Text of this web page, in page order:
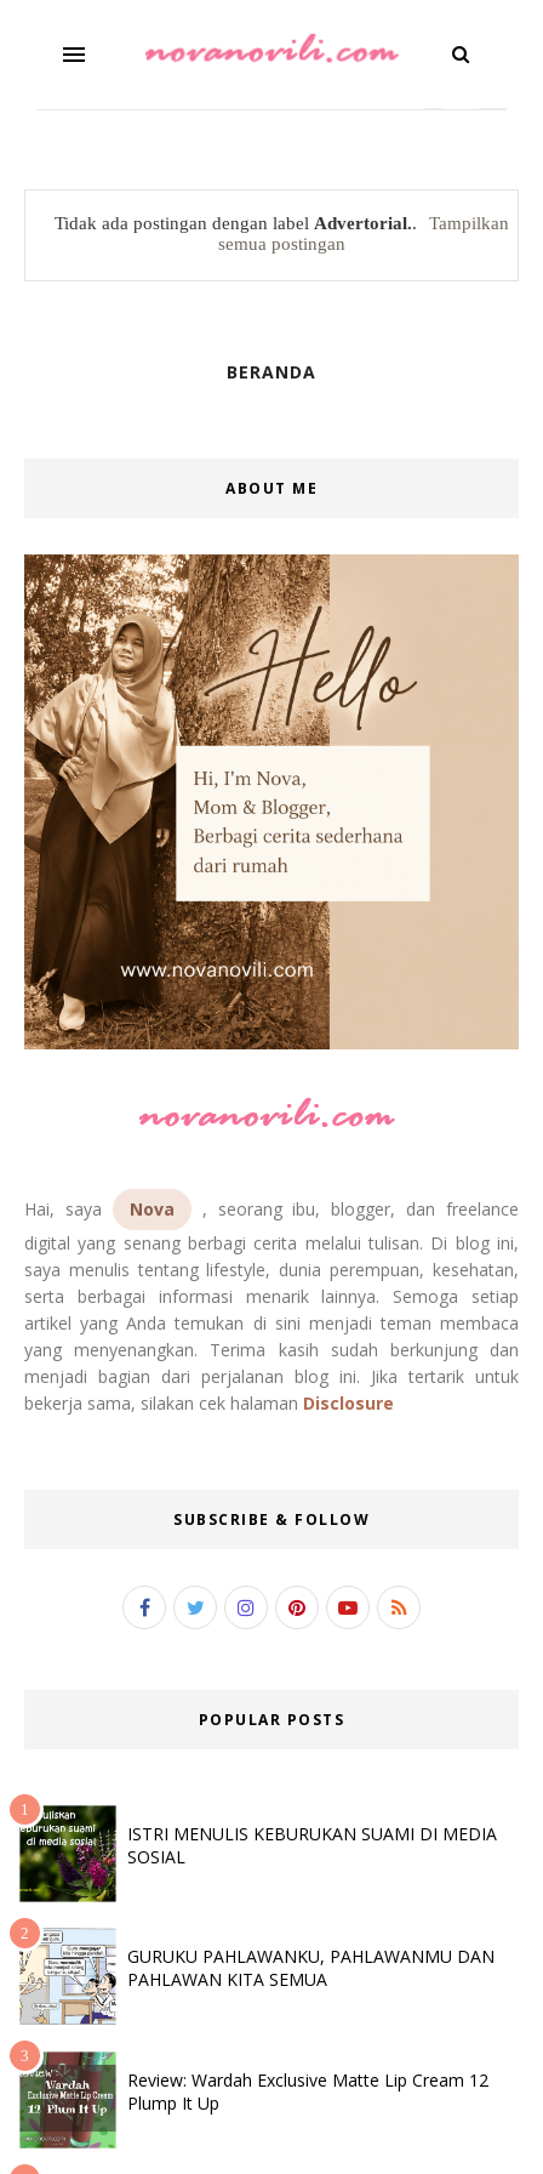
Tidak ada postingan dengan label Advertorial..
Tampilkan
semua postingan
BERANDA
ABOUT ME
Hai, saya Nova
, seorang ibu, blogger, dan freelance
digital yang senang berbagi cerita melalui tulisan. Di blog ini,
saya menulis tentang lifestyle, dunia perempuan, kesehatan,
serta berbagai informasi menarik lainnya. Semoga setiap
artikel yang Anda temukan di sini menjadi teman membaca
yang menyenangkan. Terima kasih sudah berkunjung dan
menjadi bagian dari perjalanan blog ini. Jika tertarik untuk
bekerja sama, silakan cek halaman Disclosure
SUBSCRIBE & FOLLOW
POPULAR POSTS
ISTRI MENULIS KEBURUKAN SUAMI DI MEDIA
SOSIAL
GURUKU PAHLAWANKU, PAHLAWANMU DAN
PAHLAWAN KITA SEMUA
Review: Wardah Exclusive Matte Lip Cream 12
Plump It Up